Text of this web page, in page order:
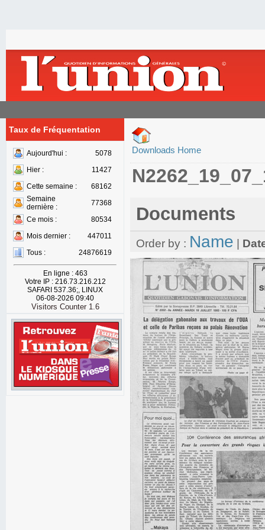
Taux de Fréquentation
Aujourd'hui :
5078
Hier :
11427
Cette semaine :
68162
Semaine
dernière :
77368
Ce mois :
80534
Mois dernier :
447011
Tous :
24876619
En ligne : 463
Votre IP : 216.73.216.212
SAFARI 537.36;, LINUX
06-08-2026 09:40
Visitors Counter 1.6
Downloads Home
Documents
Order by : Name